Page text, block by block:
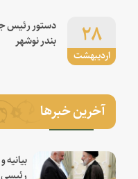
اردیبهشت
۲۸
دستور رئیس
بندر نوشهر
آخرین خبرها